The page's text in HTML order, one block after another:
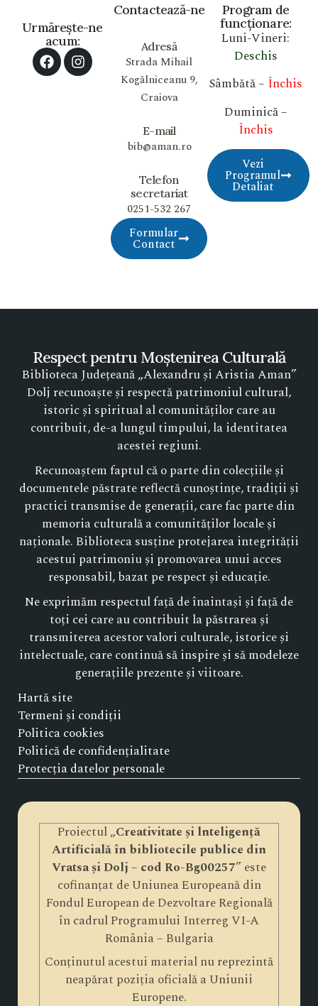
Program de
funcționare:
Luni-Vineri:
Deschis
Sâmbătă – Închis
Duminică –
Închis
Vezi
Programul
Detaliat
Contactează-ne
Adresă
Strada Mihail
Kogălniceanu 9,
Craiova
E-mail
bib@aman.ro
Telefon
secretariat
0251-532 267
Formular
Contact
Urmărește-ne
acum:
Respect pentru Moștenirea Culturală
Biblioteca Județeană „Alexandru și Aristia Aman”
Dolj recunoaște și respectă patrimoniul cultural,
istoric și spiritual al comunităților care au
contribuit, de-a lungul timpului, la identitatea
acestei regiuni.
Recunoaștem faptul că o parte din colecțiile și
documentele păstrate reflectă cunoștințe, tradiții și
practici transmise de generații, care fac parte din
memoria culturală a comunităților locale și
naționale. Biblioteca susține protejarea integrității
acestui patrimoniu și promovarea unui acces
responsabil, bazat pe respect și educație.
Ne exprimăm respectul față de înaintași și față de
toți cei care au contribuit la păstrarea și
transmiterea acestor valori culturale, istorice și
intelectuale, care continuă să inspire și să modeleze
generațiile prezente și viitoare.
Hartă site
Termeni și condiții
Politica cookies
Politică de confidențialitate
Protecția datelor personale
Proiectul „Creativitate și lnteligență
Artificială în bibliotecile publice din
Vratsa și Dolj – cod Ro-Bg00257” este
cofinanțat de Uniunea Europeană din
Fondul European de Dezvoltare Regională
în cadrul Programului Interreg VI-A
România – Bulgaria
Conținutul acestui material nu reprezintă
neapărat poziția oficială a Uniunii
Europene.